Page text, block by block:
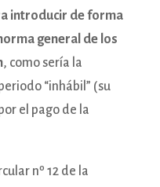
introducir de forma
general de los
, como sería la
“inhábil” (su
el pago de la
nº 12 de la